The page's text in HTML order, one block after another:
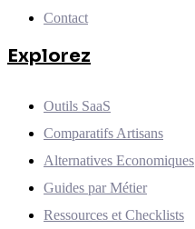
Contact
Explorez
Outils SaaS
Comparatifs Artisans
Alternatives Economiques
Guides par Métier
Ressources et Checklists